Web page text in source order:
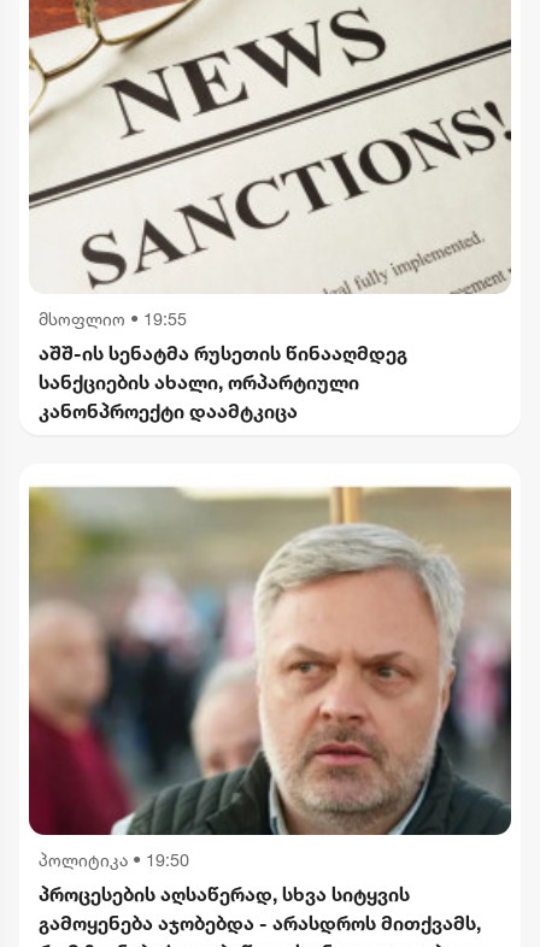
მსოფლიო • 19:55
აშშ-ის სენატმა რუსეთის წინააღმდეგ
სანქციების ახალი, ორპარტიული
კანონპროექტი დაამტკიცა
პოლიტიკა • 19:50
პროცესების აღსაწერად, სხვა სიტყვის
გამოყენება აჯობებდა - არასდროს მითქვამს,